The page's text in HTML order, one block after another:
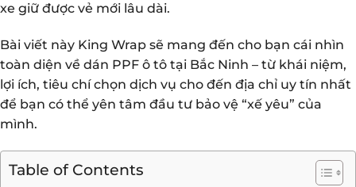
xe giữ được vẻ mới lâu dài.
Bài viết này King Wrap sẽ mang đến cho bạn cái nhìn
toàn diện về dán PPF ô tô tại Bắc Ninh – từ khái niệm,
lợi ích, tiêu chí chọn dịch vụ cho đến địa chỉ uy tín nhất
để bạn có thể yên tâm đầu tư bảo vệ “xế yêu” của
mình.
Table of Contents